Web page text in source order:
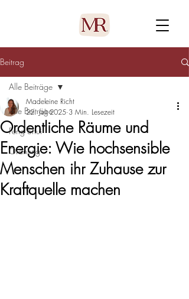
Beitrag
Alle Beiträge
Feng Shui
Ordnung
Alle Beiträge
Ordentliche Räume und
Energie: Wie hochsensible
Menschen ihr Zuhause zur
Kraftquelle machen
Madeleine Richt
22. Juli 2025 3 Min. Lesezeit